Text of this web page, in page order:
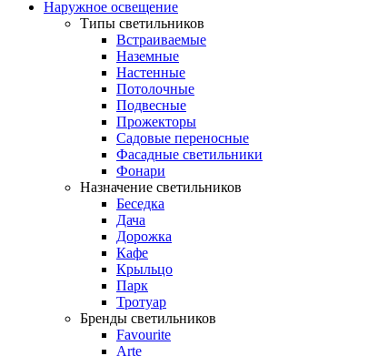
Наружное освещение
Типы светильников
Встраиваемые
Наземные
Настенные
Потолочные
Подвесные
Прожекторы
Садовые переносные
Фасадные светильники
Фонари
Назначение светильников
Беседка
Дача
Дорожка
Кафе
Крыльцо
Парк
Тротуар
Бренды светильников
Favourite
Arte